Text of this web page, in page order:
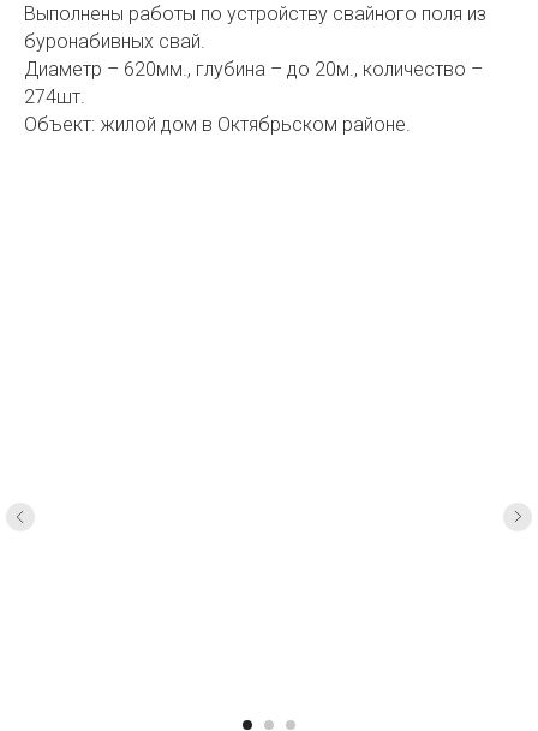
Выполнены работы по устройству свайного поля из
буронабивных свай.
Диаметр – 620мм., глубина – до 20м., количество –
274шт.
Объект: жилой дом в Октябрьском районе.